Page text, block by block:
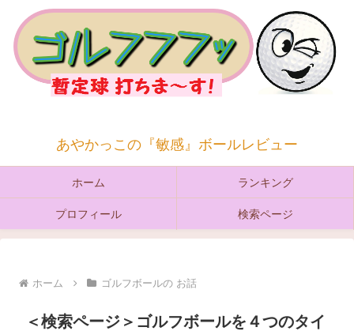
あやかっこの『敏感』ボールレビュー
ホーム ランキング
プロフィール 検索ページ
ホーム ゴルフボールの お話
＜検索ページ＞ゴルフボールを４つのタイ